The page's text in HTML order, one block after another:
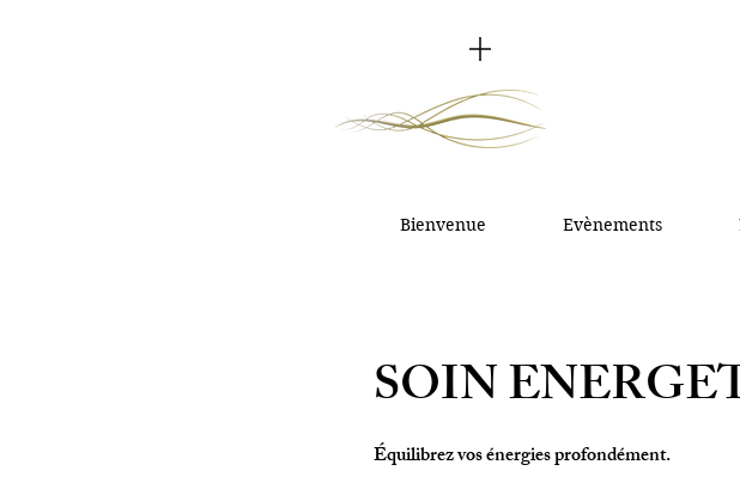
Bienvenue Evènements
SOIN
Équilibrez vos énergies profondément.